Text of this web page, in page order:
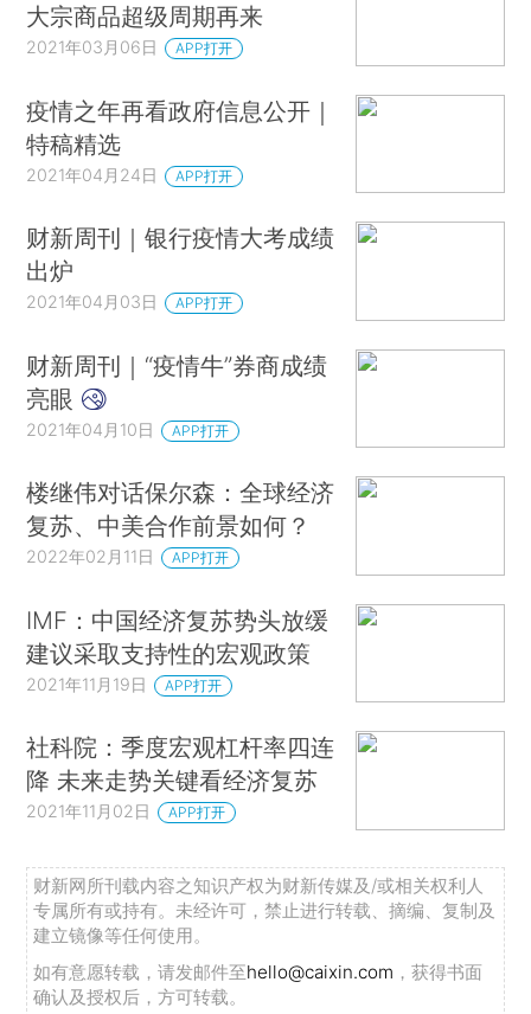
大宗商品超级周期再来
2021年03月06日 APP打开
疫情之年再看政府信息公开｜
特稿精选
2021年04月24日 APP打开
财新周刊｜银行疫情大考成绩
出炉
2021年04月03日 APP打开
财新周刊｜“疫情牛”券商成绩
亮眼
2021年04月10日 APP打开
楼继伟对话保尔森：全球经济
复苏、中美合作前景如何？
2022年02月11日 APP打开
IMF：中国经济复苏势头放缓
建议采取支持性的宏观政策
2021年11月19日 APP打开
社科院：季度宏观杠杆率四连
降 未来走势关键看经济复苏
2021年11月02日 APP打开
财新网所刊载内容之知识产权为财新传媒及/或相关权利人
专属所有或持有。未经许可，禁止进行转载、摘编、复制及
建立镜像等任何使用。
如有意愿转载，请发邮件至hello@caixin.com ，获得书面
确认及授权后，方可转载。